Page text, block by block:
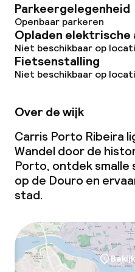
Parkeergelegenheid
Openbaar parkeren
Opladen elektrische
Niet beschikbaar op
Fietsenstalling
Niet beschikbaar op
Over de wijk
Carris Porto Ribeira
Wandel door de
Porto, ontdek
op de Douro en
stad.